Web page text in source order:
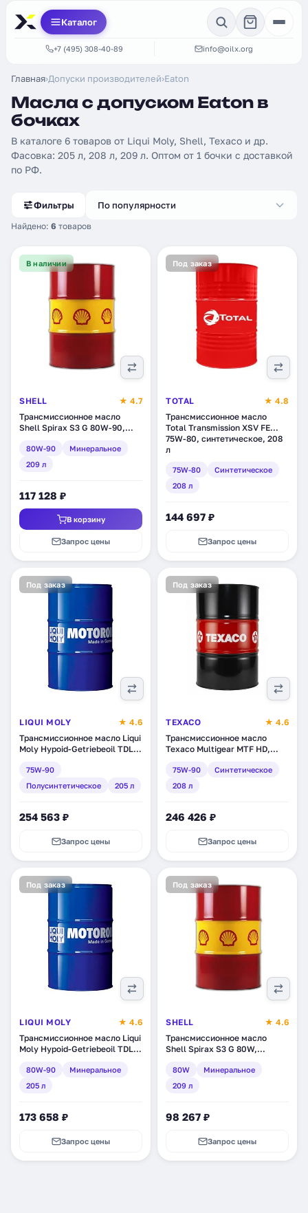
Каталог
+7 (495) 308-40-89 info@oilx.org
Главная›Допуски производителей›Eaton
Масла с допуском Eaton в
бочках
В каталоге 6 товаров от Liqui Moly, Shell, Texaco и др.
Фасовка: 205 л, 208 л, 209 л. Оптом от 1 бочки с доставкой
по РФ.
Фильтры
Найдено: 6 товаров
По популярности
В наличии
SHELL
★ 4.7
Трансмиссионное масло
Shell Spirax S3 G 80W-90,
(550027964)
80W-90
Минеральное
209 л
117 128 ₽
В корзину
Запрос цены
Под заказ
TOTAL
★ 4.8
Трансмиссионное масло
Total Transmission XSV FE
75W-80, синтетическое, 208
л
75W-80
Синтетическое
208 л
144 697 ₽
Запрос цены
Под заказ
LIQUI MOLY
★ 4.6
Трансмиссионное масло Liqui
Moly Hypoid-Getriebeoil TDL
205 л (4709)
75W-90
Полусинтетическое
205 л
254 563 ₽
Запрос цены
Под заказ
TEXACO
★ 4.6
Трансмиссионное масло
Texaco Multigear MTF HD,
(801291DEE)
75W-90
Синтетическое
208 л
246 426 ₽
Запрос цены
Под заказ
LIQUI MOLY
★ 4.6
Трансмиссионное масло Liqui
Moly Hypoid-Getriebeoil TDL
(4721)
80W-90
Минеральное
205 л
173 658 ₽
Запрос цены
Под заказ
SHELL
★ 4.6
Трансмиссионное масло
Shell Spirax S3 G 80W,
(550027937)
80W
Минеральное
209 л
98 267 ₽
Запрос цены